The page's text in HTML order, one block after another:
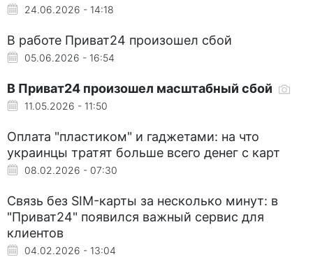
24.06.2026 - 14:18
В работе Приват24 произошел сбой
05.06.2026 - 16:54
В Приват24 произошел масштабный сбой
11.05.2026 - 11:50
Оплата "пластиком" и гаджетами: на что
украинцы тратят больше всего денег с карт
08.02.2026 - 07:30
Связь без SIM-карты за несколько минут: в
"Приват24" появился важный сервис для
клиентов
04.02.2026 - 13:04